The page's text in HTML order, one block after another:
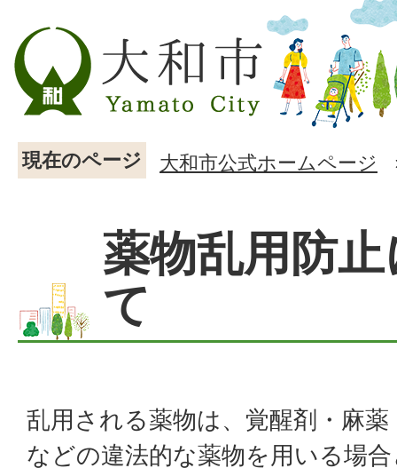
現在のページ 大和市公式ホームページ
薬物乱用防
て
乱用される薬物は、覚醒剤・麻
などの違法的な薬物を用いる場